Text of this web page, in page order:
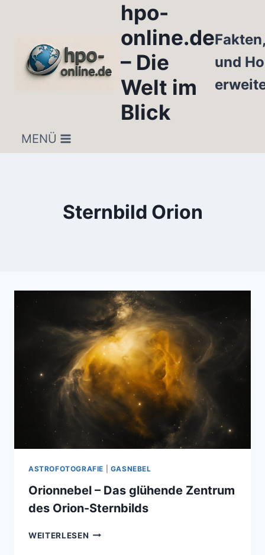
hpo-
online.de
– Die
Welt im
Blick
und
MENÜ
Sternbild Orion
ASTROFOTOGRAFIE GASNEBEL
Orionnebel – Das glühende Zentrum
des Orion-Sternbilds
WEITERLESEN ORIONNEBEL